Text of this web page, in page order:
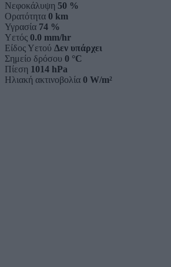
Νεφοκάλυψη 50 %
Ορατότητα 0 km
Υγρασία 74 %
Υετός 0.0 mm/hr
Είδος Υετού Δεν υπάρχει
Σημείο δρόσου 0 °C
Πίεση 1014 hPa
Ηλιακή ακτινοβολία 0 W/m²